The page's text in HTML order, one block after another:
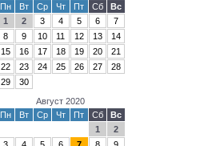
Пн
Вт Ср Чт Пт Сб
Вс
1
2 3 4 5 6
7
8
9 10 11 12 13
14
15
16 17 18 19 20
21
22
23 24 25 26 27
28
29
30
Август 2020
Пн
Вт Ср Чт Пт Сб
Вс
1
2